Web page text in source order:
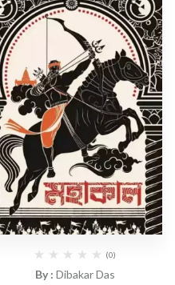
(0)
By :Dibakar Das